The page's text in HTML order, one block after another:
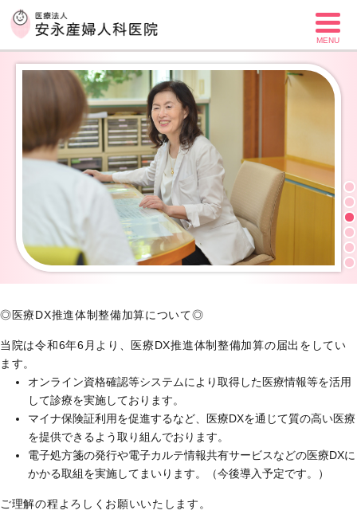
MENU
◎医療DX推進体制整備加算について◎
当院は令和6年6月より、医療DX推進体制整備加算の届出をしてい
ます。
オンライン資格確認等システムにより取得した医療情報等を活用
して診療を実施しております。
マイナ保険証利用を促進するなど、医療DXを通じて質の高い医療
を提供できるよう取り組んでおります。
電子処方箋の発行や電子カルテ情報共有サービスなどの医療DXに
かかる取組を実施してまいります。（今後導入予定です。）
ご理解の程よろしくお願いいたします。